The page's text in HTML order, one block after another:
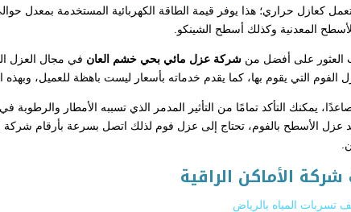
كعازل حراري؛ هذا يوفر قيمة الطاقة الكهربائية المستخدمة بمعدل
المعدنية وكذلك أسطح الشينكو.
على أفضل من شركة عزل مائي بحي خشم العان في مجال العزل
الفوم التي يقوم بها، كما يقدم خدماته بأسعار ليست باهظة للعميل،
يمكنك التأكد تمامًا من التأثير المدمر الذي تسببه الأمطار والرطوبة
عزل الأسطح بالفوم، تحتاج إلى عزل فوم لذلك اتصل بسرعة بأرقام
الأماكن الراقية
المياه بالرياض